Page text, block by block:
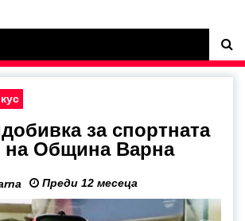
за спортната
на Община Варна
Преди 12 месеца